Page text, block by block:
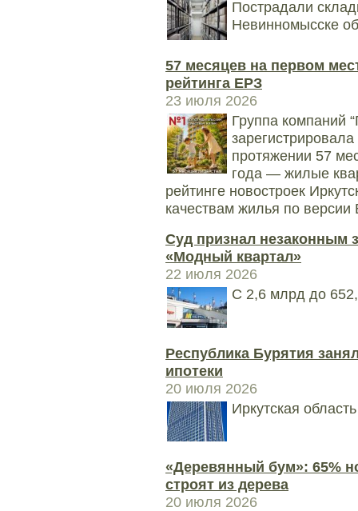
Пострадали
Невинномысске
57 месяцев на первом
рейтинга ЕРЗ
23 июля 2026
Группа
протяжении 57
года — жилые
рейтинге новостроек
качествам жилья по
Суд признал незаконным
«Модный квартал»
22 июля 2026
С 2,6 млрд до
Республика Бурятия
ипотеки
20 июля 2026
Иркутская
«Деревянный бум»: 65%
строят из дерева
20 июля 2026